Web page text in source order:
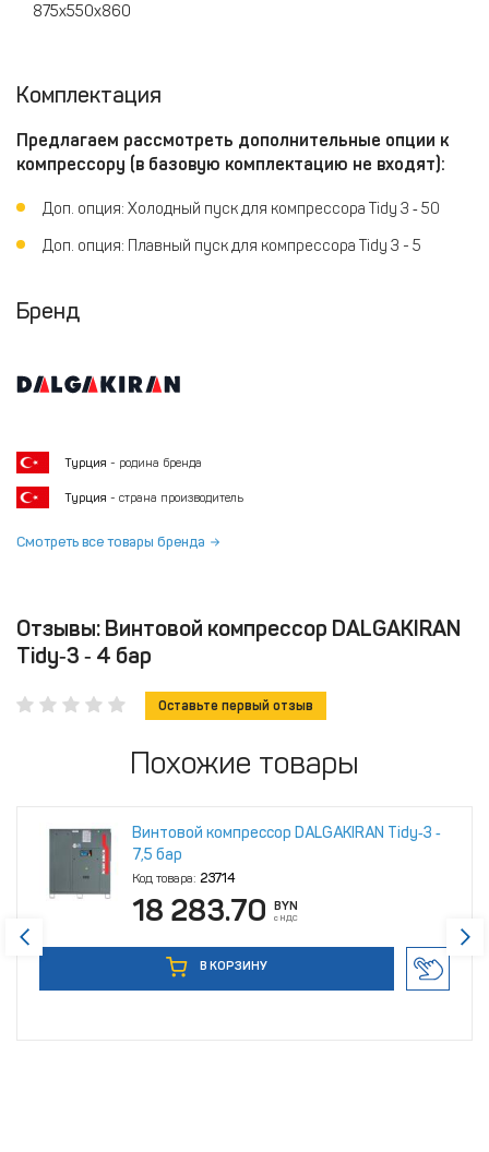
875х550х860
Комплектация
Предлагаем рассмотреть дополнительные опции к
компрессору (в базовую комплектацию не входят):
Доп. опция: Холодный пуск для компрессора Tidy 3 ‑ 50
Доп. опция: Плавный пуск для компрессора Tidy 3 - 5
Бренд
Турция - родина бренда
Турция - страна производитель
Смотреть все товары бренда
Отзывы: Винтовой компрессор DALGAKIRAN
Tidy‑3 ‑ 4 бар
Оставьте первый отзыв
Похожие товары
Винтовой компрессор DALGAKIRAN Tidy‑3 ‑
7,5 бар
Код товара: 23714
18 283.70 BYN
с НДС
В КОРЗИНУ